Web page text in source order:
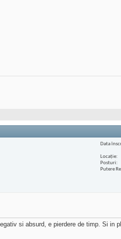
Data
Locaţie
Posturi
Putere
si absurd, e pierdere de timp. Si in